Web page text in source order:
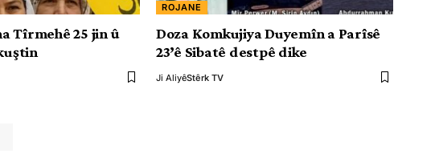
Tîrmehê 25 jin û
ROJANE
Doza Komkujiya Duyemîn a Parîsê
23’ê Sibatê destpê dike
Ji AliyêStêrk TV